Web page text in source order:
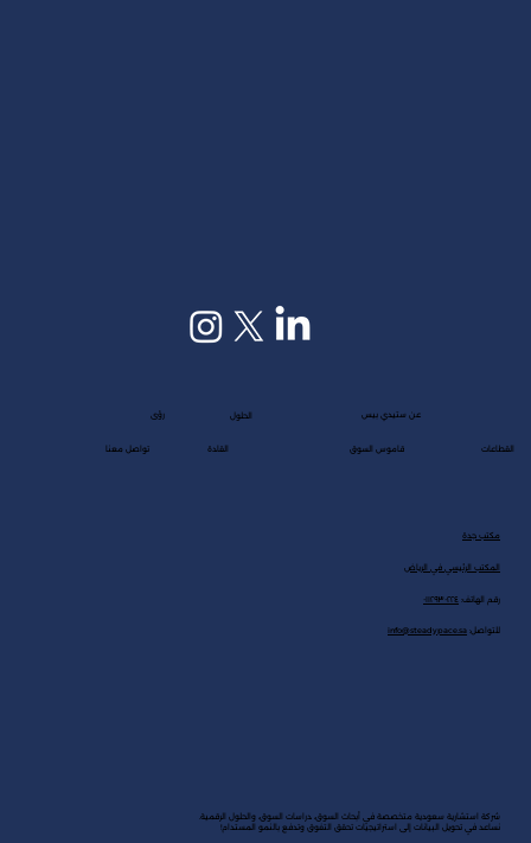
رؤى الحلول عن ستيدي بيس
تواصل معنا القادة قاموس السوق القطاعات
شركة استشارية سعودية متخصصة في أبحاث السوق، دراسات السوق، والحلول الرقمية.
نساعد في تحويل البيانات إلى استراتيجيات تحقق التفوق وتدفع بالنمو المستدام!
مكتب جدة
المكتب الرئيسي في الرياض
رقم الهاتف: ٠١١٢٩٣٠٢٢٤
للتواصل: info@steadypace.sa